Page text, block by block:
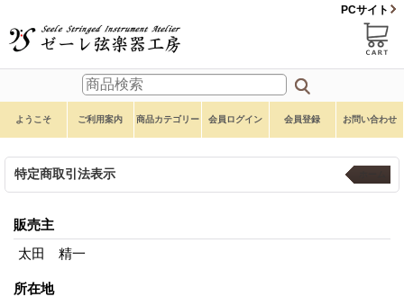
PCサイト
ようこそ ご利用案内 商品カテゴリー 会員ログイン 会員登録 お問い合わせ
特定商取引法表示
販売主
太田 精一
所在地